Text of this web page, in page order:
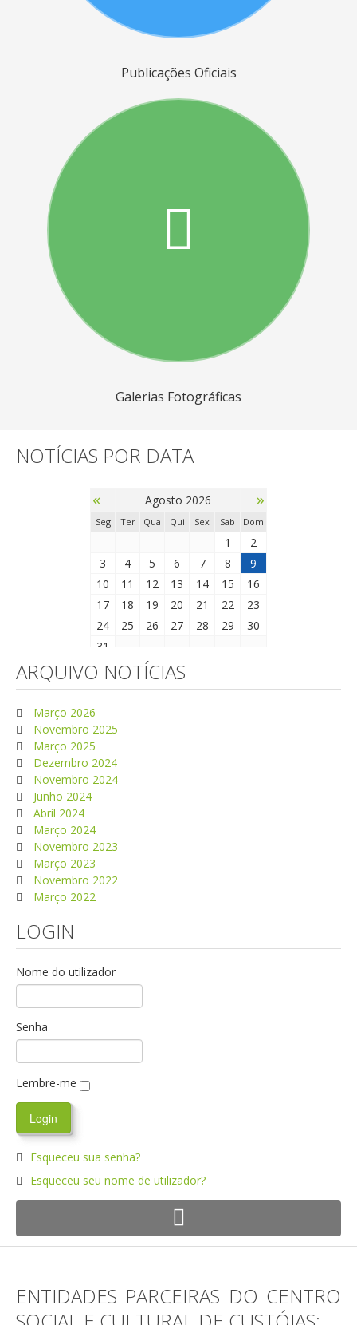
Publicações Oficiais
Galerias Fotográficas
NOTÍCIAS POR DATA
« Agosto 2026 »
Seg Ter Qua Qui Sex Sab Dom
1
2
3
4 5 6 7 8
9
10
11 12 13 14 15
16
17
18 19 20 21 22
23
24
25 26 27 28 29
30
31
ARQUIVO NOTÍCIAS
Março 2026
Novembro 2025
Março 2025
Dezembro 2024
Novembro 2024
Junho 2024
Abril 2024
Março 2024
Novembro 2023
Março 2023
Novembro 2022
Março 2022
LOGIN
Nome do utilizador
Senha
Lembre-me
Esqueceu sua senha?
Esqueceu seu nome de utilizador?
ENTIDADES PARCEIRAS DO CENTRO